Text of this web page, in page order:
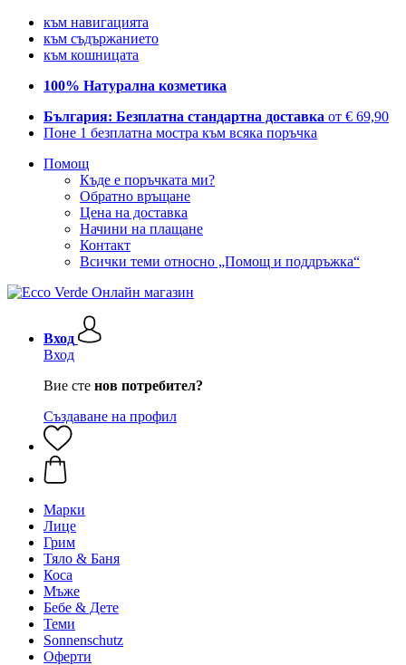
към навигацията
към съдържанието
към кошницата
100% Натурална козметика
България: Безплатна стандартна доставка от € 69,90
Поне 1 безплатна мостра към всяка поръчка
Помощ
Къде е поръчката ми?
Обратно връщане
Цена на доставка
Начини на плащане
Контакт
Всички теми относно „Помощ и поддръжка“
Вход
Вход
Вие сте нов потребител?
Създаване на профил
Марки
Лице
Грим
Тяло & Баня
Коса
Мъже
Бебе & Дете
Теми
Sonnenschutz
Оферти